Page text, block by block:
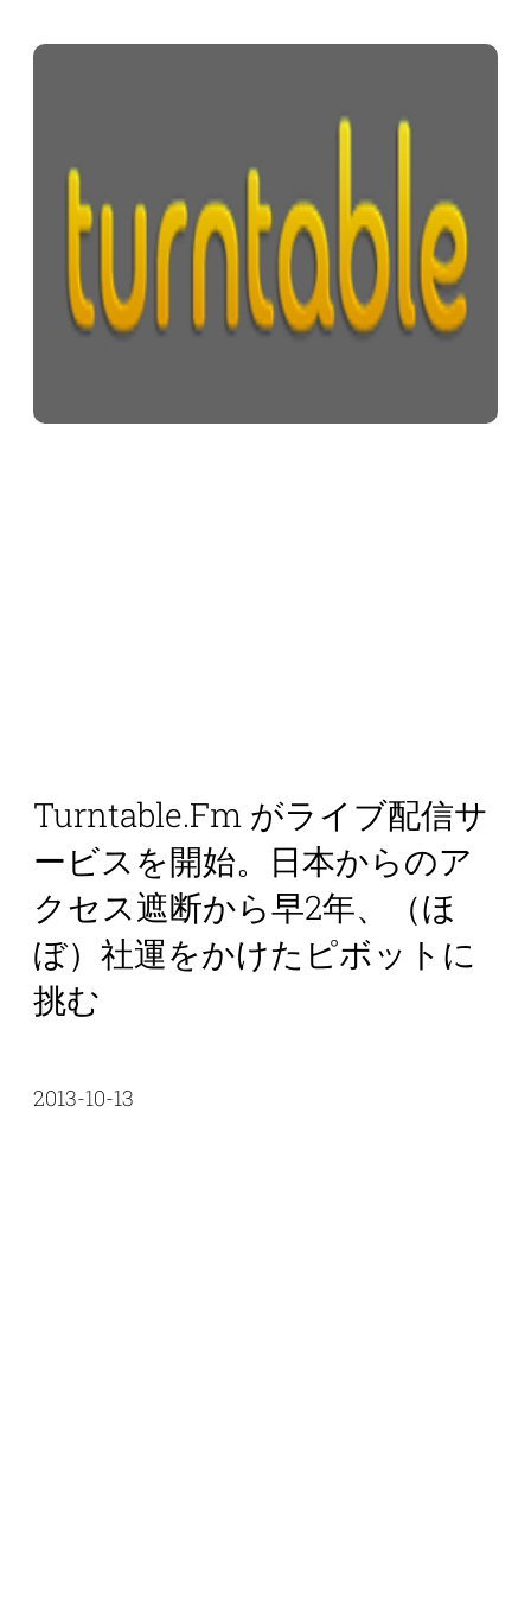
Turntable.fm がライブ配信サ
ービスを開始。日本からのア
クセス遮断から早2年、（ほ
ぼ）社運をかけたピボットに
挑む
2013-10-13